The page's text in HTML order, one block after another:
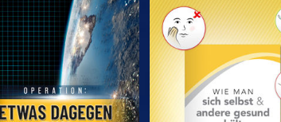
SERIE ENTDECKEN SERIE ENTDECKEN